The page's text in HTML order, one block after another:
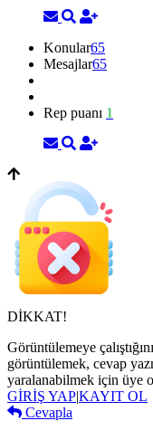
Konular65
Mesajlar65
Rep puanı 1
DİKKAT!
Görüntülemeye
görüntülemek, cevap
yaralanabilmek için üye
GİRİŞ YAP|KAYIT OL
Cevapla